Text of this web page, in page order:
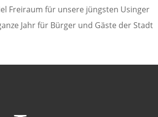
Freiraum für unsere jüngsten Usinger
Jahr für Bürger und Gäste der Stadt